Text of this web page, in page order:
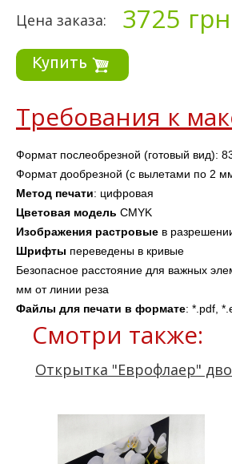
Цена заказа: 3725 грн
Купить
Требования к
Формат послеобрезной (готовый вид):
Формат дообрезной (с вылетами по 2
Метод печати: цифровая
Цветовая модель CMYK
Изображения растровые в
Шрифты переведены в кривые
Безопасное расстояние для важных
мм от линии реза
Файлы для печати в формате: *.pdf,
Смотри также:
Открытка "Еврофлаер"